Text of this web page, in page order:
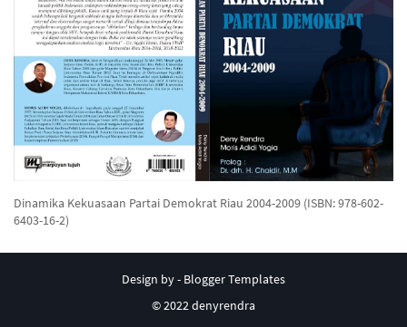
Dinamika Kekuasaan Partai Demokrat Riau 2004-2009 (ISBN: 978-602-
6403-16-2)
Design by - Blogger Templates
© 2022 denyrendra